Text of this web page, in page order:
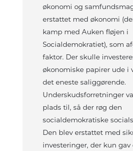
økonomi og
erstattet med økonomi
kamp med Auken fløjen i
Socialdemokratiet), som
faktor. Der skulle
økonomiske papirer ude i
det eneste saliggørende.
Underskudsforretninger
plads til, så der røg den
socialdemokratiske
Den blev erstattet med
investeringer, der kun gav